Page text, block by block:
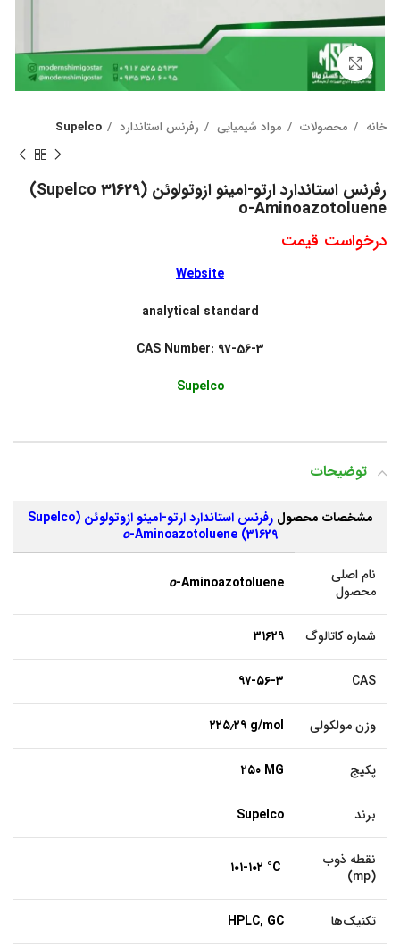
بزرگنمایی تصویر
خانه محصولات مواد شیمیایی رفرنس استاندارد Supelco
رفرنس استاندارد ارتو-امینو ازوتولوئن (Supelco 31629)
o-Aminoazotoluene
درخواست قیمت
Website
analytical standard
CAS Number: 97-56-3
Supelco
توضیحات
مشخصات محصول
رفرنس استاندارد ارتو-امینو ازوتولوئن (Supelco
31629)
o-Aminoazotoluene
نام اصلی
محصول
o-Aminoazotoluene
شماره کاتالوگ ۳۱۶۲۹
CAS ۹۷-۵۶-۳
وزن مولکولی ۲۲۵٫۲۹ g/mol
پکیج ۲۵۰ MG
برند Supelco
نقطه ذوب
(mp)
۱۰۱-۱۰۲ °C
تکنیک‌ها HPLC, GC